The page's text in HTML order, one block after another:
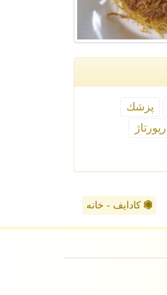
پزشك
رپورتاژ
کادایف - خانه